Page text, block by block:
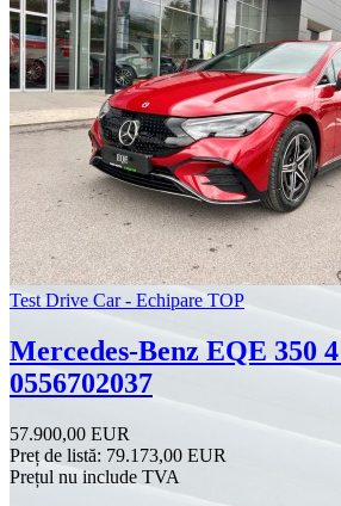
Test Drive Car - Echipare TOP
Mercedes-Benz EQE 350
0556702037
57.900,00 EUR
Preț de listă: 79.173,00 EUR
Prețul nu include TVA